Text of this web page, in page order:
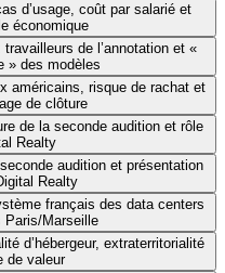
d’usage, coût par salarié et
économique
travailleurs de l’annotation et «
» des modèles
américains, risque de rachat et
de clôture
de la seconde audition et rôle
Realty
audition et présentation
Realty
français des data centers
Paris/Marseille
d’hébergeur, extraterritorialité
de valeur